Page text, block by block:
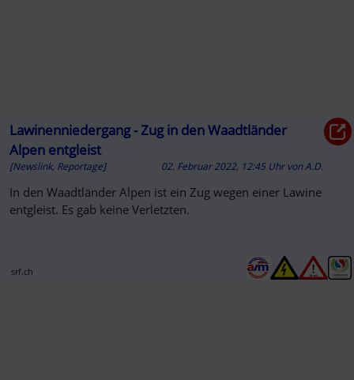
Lawinenniedergang - Zug in den Waadtländer
Alpen entgleist
[Newslink, Reportage] 02. Februar 2022, 12:45 Uhr vonA.D.
In den Waadtländer Alpen ist ein Zug wegen einer Lawine
entgleist. Es gab keine Verletzten.
srf.ch